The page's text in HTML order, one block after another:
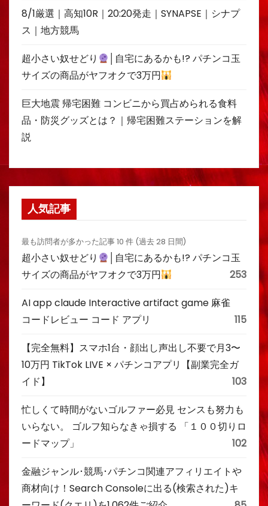
8/1厳選｜高知10R｜20:20発走｜SYNAPSE｜シナプ
ス｜地方競馬
超小さい奴せどり
│自宅にあるかも!? パチンコ玉
サイズの商品がヤフオクで3万円
巨大地震 帰宅困難 コンビニから買占められる食料
品・防災グッズとは？｜帰宅困難ステーションを解
説
人気記事
最も訪問者が多かった記事 10 件 (過去 28 日間)
超小さい奴せどり
│自宅にあるかも!? パチンコ玉
サイズの商品がヤフオクで3万円
253
AI app claude Interactive artifact game 麻雀
コードレビュー コード アプリ
115
【完全無料】スマホ1台・顔出し声出し不要で月3〜
10万円 TikTok LIVE × パチンコアプリ【副業完全ガ
イド】
103
忙しくて時間がないゴルファー必見 センスも努力も
いらない。 ゴルフ知らなきゃ損する 「１００切りロ
ードマップ」
102
金融ジャンル･競馬･パチンコ関連アフィリエイトや
商材向け！Search Consoleに出る(検索された)キ